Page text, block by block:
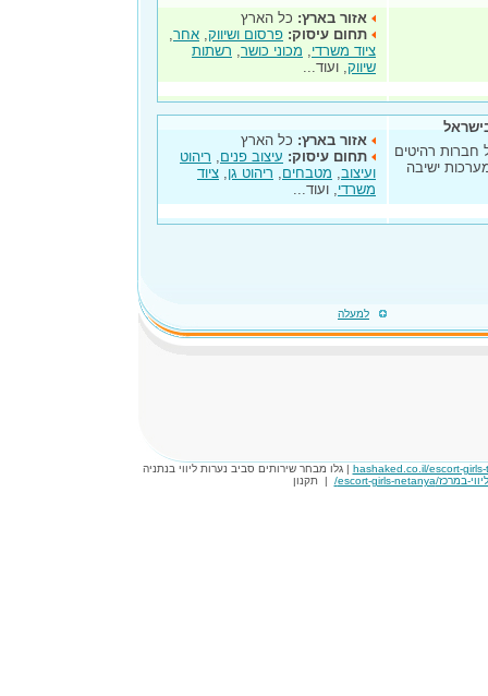
אזור בארץ: כל הארץ
תחום עיסוק: פרסום ושיווק, אחר,
ציוד משרדי, מכוני כושר, רשתות
שיווק, ועוד...
חברות רהיטים
ישיבה
אזור בארץ: כל הארץ
תחום עיסוק: עיצוב פנים, ריהוט
ועיצוב, מטבחים, ריהוט גן, ציוד
משרדי, ועוד...
למעלה
hashaked.co.il/escort-girls- | גלו מבחר שירותים סביב נערות ליווי בנתניה
| תקנון